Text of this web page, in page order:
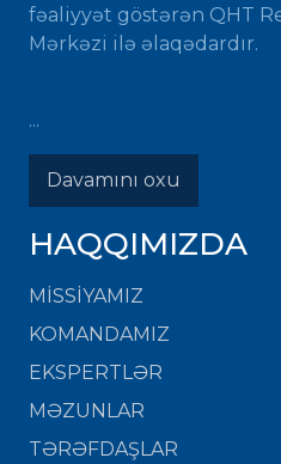
fəaliyyət göstərən QHT
Mərkəzi ilə əlaqədardır.
...
Davamını oxu
HAQQIMIZDA
MISSIYAMIZ
KOMANDAMIZ
EKSPERTLƏR
MƏZUNLAR
TƏRƏFDAŞLAR